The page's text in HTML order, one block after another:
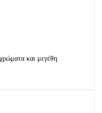
και μεγέθη